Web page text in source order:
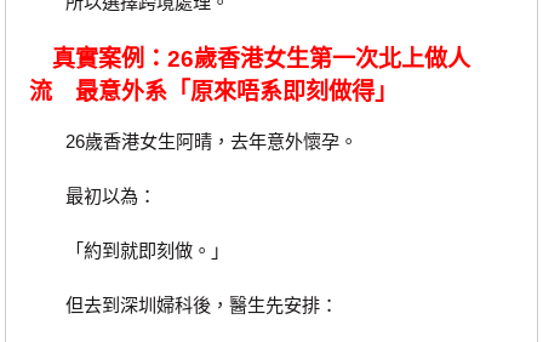
真實案例：26歲香港女生第一次北上做人
流 最意外系「原來唔系即刻做得」
26歲香港女生阿晴，去年意外懷孕。
最初以為：
「約到就即刻做。」
但去到深圳婦科後，醫生先安排：